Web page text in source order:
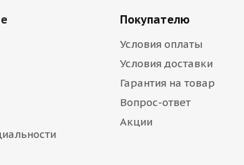
Покупателю
Условия оплаты
Условия доставки
Гарантия на товар
Вопрос-ответ
Акции